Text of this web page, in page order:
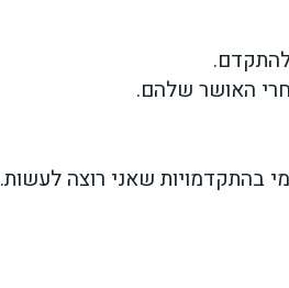
האושר שלהם.
בהתקדמויות שאני רוצה לעשות.